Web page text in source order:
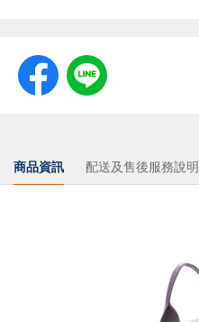
商品資訊 配送及售後服務說明